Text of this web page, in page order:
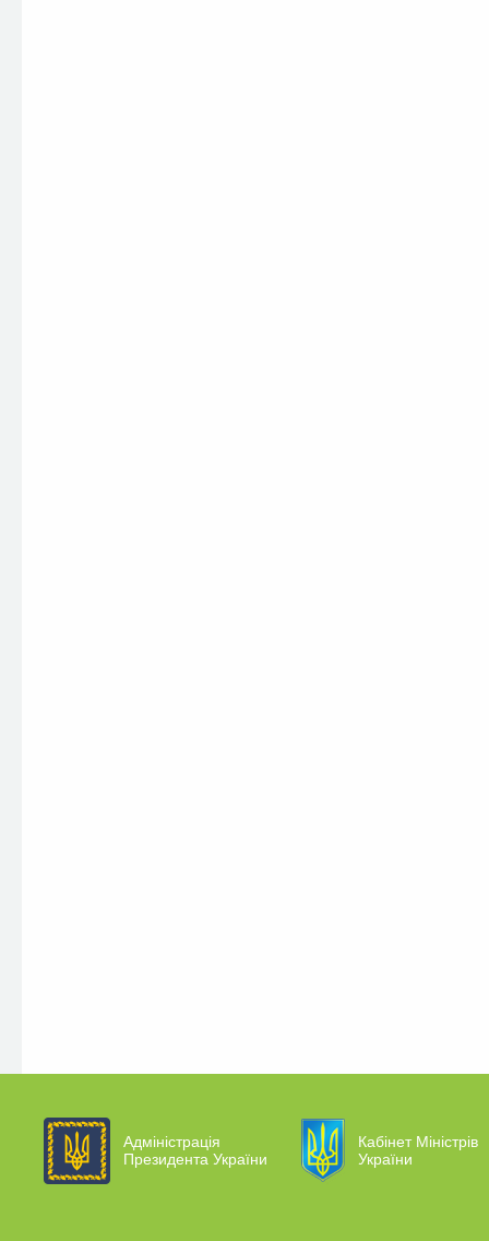
Адміністрація
Президента України
Кабінет Міністрів
України